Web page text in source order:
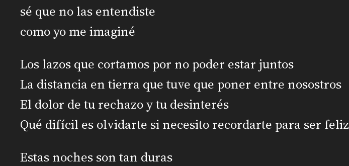
sé que no las entendiste
como yo me imaginé
Los lazos que cortamos por no poder estar juntos
La distancia en tierra que tuve que poner entre nosostros
El dolor de tu rechazo y tu desinterés
Qué difícil es olvidarte si necesito recordarte para ser feliz
Estas noches son tan duras